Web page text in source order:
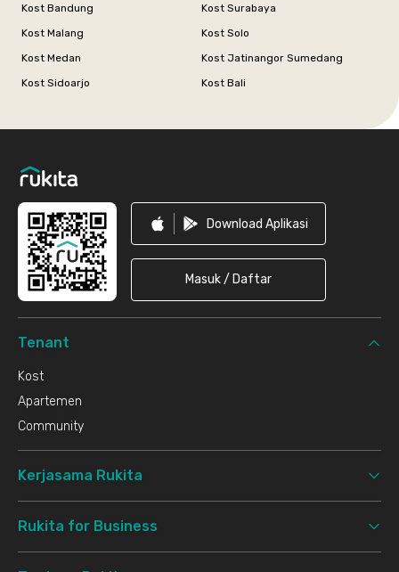
Kost Bandung
Kost Surabaya
Kost Malang
Kost Solo
Kost Medan
Kost Jatinangor Sumedang
Kost Sidoarjo
Kost Bali
Download Aplikasi
Masuk / Daftar
Tenant
Kost
Apartemen
Community
Kerjasama Rukita
Rukita for Business